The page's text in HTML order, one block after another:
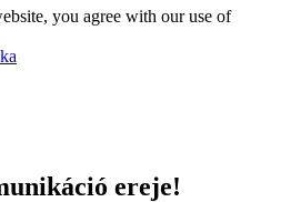
you agree with our use of
ereje!